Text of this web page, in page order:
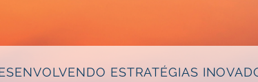
ESTRATÉGIAS